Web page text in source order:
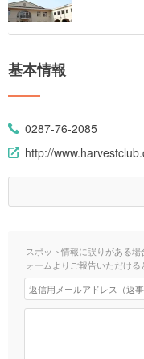
基本情報
0287-76-2085
http://
スポット情報に誤りがある
ォームよりご報告いただける